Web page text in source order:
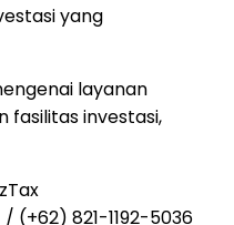
yang
layanan
fasilitas investasi,
/ (+62) 821-1192-5036